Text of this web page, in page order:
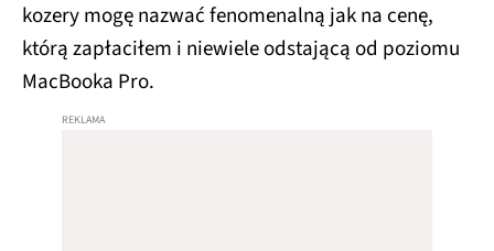
kozery mogę nazwać fenomenalną jak na cenę,
którą zapłaciłem i niewiele odstającą od poziomu
MacBooka Pro.